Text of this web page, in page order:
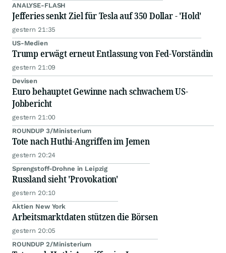
ANALYSE-FLASH
Jefferies senkt Ziel für Tesla auf 350 Dollar - 'Hold'
gestern 21:35
US-Medien
Trump erwägt erneut Entlassung von Fed-Vorständin
gestern 21:09
Devisen
Euro behauptet Gewinne nach schwachem US-
Jobbericht
gestern 21:00
ROUNDUP 3/Ministerium
Tote nach Huthi-Angriffen im Jemen
gestern 20:24
Sprengstoff-Drohne in Leipzig
Russland sieht 'Provokation'
gestern 20:10
Aktien New York
Arbeitsmarktdaten stützen die Börsen
gestern 20:05
ROUNDUP 2/Ministerium